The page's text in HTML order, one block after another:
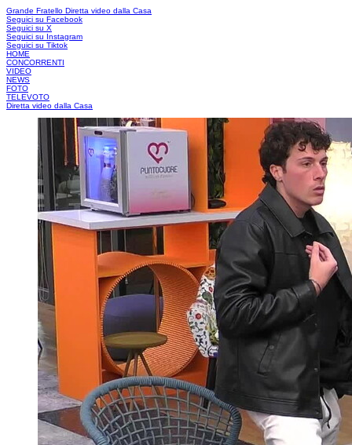
Grande Fratello Diretta video dalla Casa
Seguici su Facebook
Seguici su X
Seguici su Instagram
Seguici su Tiktok
HOME
CONCORRENTI
VIDEO
NEWS
FOTO
TELEVOTO
Diretta video dalla Casa